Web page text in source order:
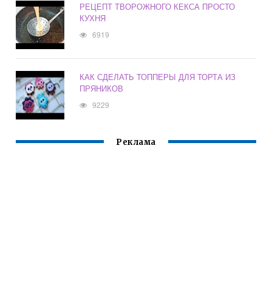
РЕЦЕПТ ТВОРОЖНОГО КЕКСА ПРОСТО
КУХНЯ
6919
КАК СДЕЛАТЬ ТОППЕРЫ ДЛЯ ТОРТА ИЗ
ПРЯНИКОВ
9229
Реклама